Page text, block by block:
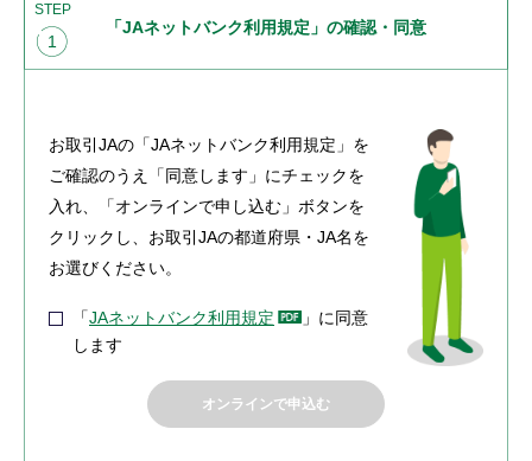
STEP
1
「JAネットバンク利用規定」の確認・同意
お取引JAの「JAネットバンク利用規定」を
ご確認のうえ「同意します」にチェックを
入れ、「オンラインで申し込む」ボタンを
クリックし、お取引JAの都道府県・JA名を
お選びください。
「JAネットバンク利用規定
」に同意
します
オンラインで申込む